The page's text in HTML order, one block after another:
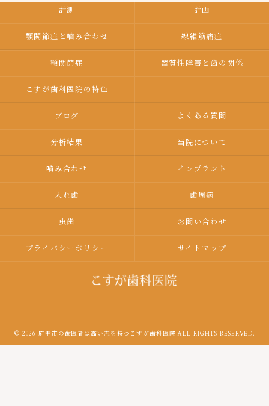
計測 計画
顎関節症と噛み合わせ 線維筋痛症
顎関節症 器質性障害と歯の関係
こすが歯科医院の特色
ブログ よくある質問
分析結果 当院について
嚙み合わせ インプラント
入れ歯 歯周病
虫歯 お問い合わせ
プライバシーポリシー サイトマップ
© 2026 府中市の歯医者は高い志を持つこすが歯科医院 ALL RIGHTS RESERVED.